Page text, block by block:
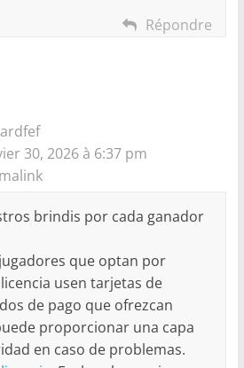
Répondre
30, 2026 à 6:37 pm
brindis por cada ganador
que optan por
usen tarjetas de
de pago que ofrezcan
proporcionar una capa
en caso de problemas.